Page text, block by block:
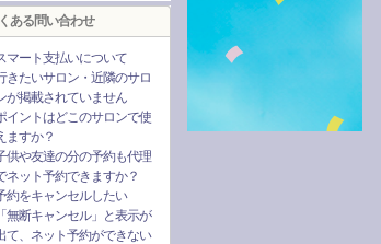
ある問い合わせ
マート支払いについて
きたいサロン・近隣のサロ
が掲載されていません
イントはどこのサロンで使
ますか？
供や友達の分の予約も代理
ネット予約できますか？
約をキャンセルしたい
「無断キャンセル」と表示が
て、ネット予約ができない